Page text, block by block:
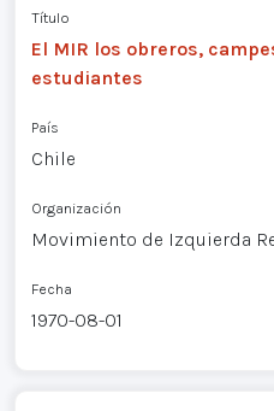
Título
El MIR los obreros,
estudiantes
País
Chile
Organización
Movimiento de Izquierda
Fecha
1970-08-01